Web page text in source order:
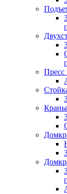
Пресс
Краны